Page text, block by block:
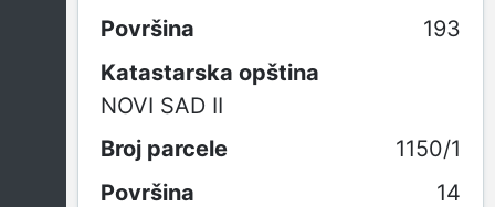
193
Katastarska opština
NOVI SAD II
1150/1
14